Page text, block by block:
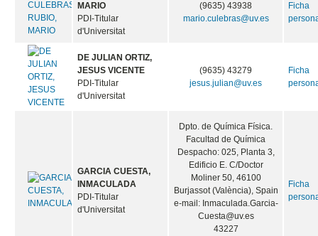
MARIO
PDI-Titular
d'Universitat
(9635) 43938
mario.culebras@uv.es
Ficha
DE JULIAN ORTIZ,
JESUS VICENTE
PDI-Titular
d'Universitat
(9635) 43279
jesus.julian@uv.es
Ficha
GARCIA CUESTA,
INMACULADA
PDI-Titular
d'Universitat
Dpto. de Química Física.
Facultad de Química
Despacho: 025, Planta 3,
Edificio E. C/Doctor
Moliner 50, 46100
Burjassot (València), Spain
e-mail: Inmaculada.Garcia-
Cuesta@uv.es
43227
Ficha